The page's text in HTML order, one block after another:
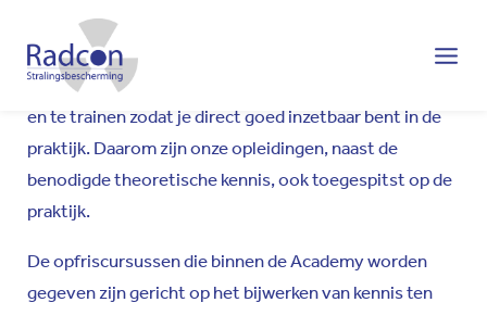
Radcon
samen met minimaal 2 specialisten om te zorgen dat je
zo up-to-date mogelijk bent. Binnen de opleidingen is
het ook belangrijk bepaalde vaardigheden aan te leren,
en te trainen zodat je direct goed inzetbaar bent in de
praktijk. Daarom zijn onze opleidingen, naast de
benodigde theoretische kennis, ook toegespitst op de
praktijk.
De opfriscursussen die binnen de Academy worden
gegeven zijn gericht op het bijwerken van kennis ten